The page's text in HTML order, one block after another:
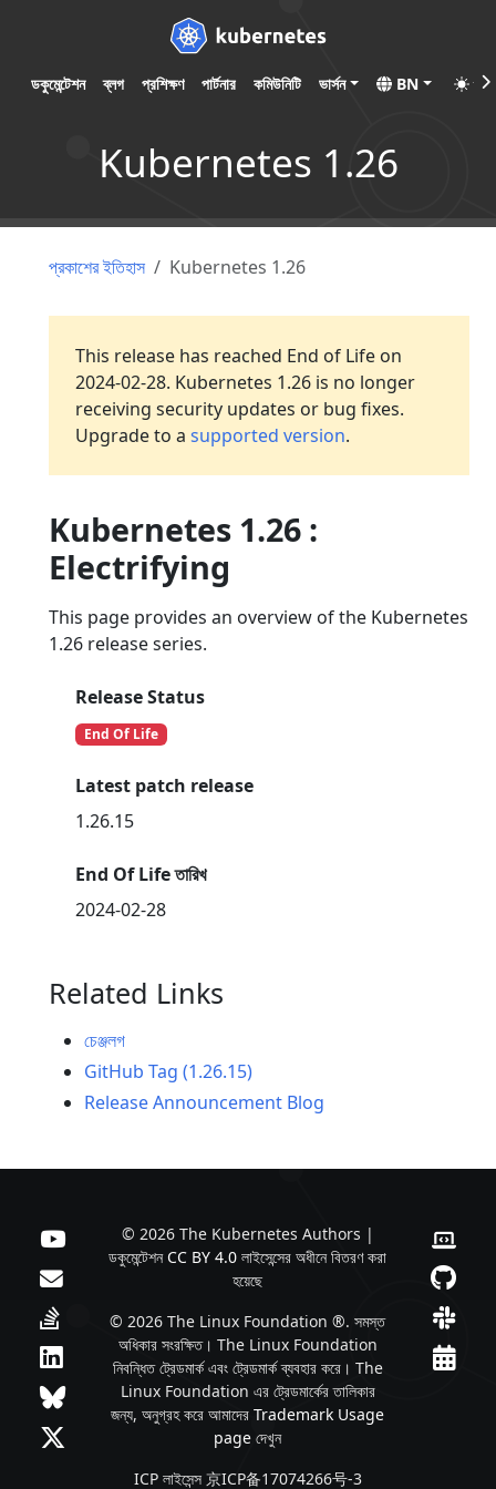
ডকুমেন্টেশন ব্লগ প্রশিক্ষণ পার্টনার কমিউনিটি ভার্সন BN
Kubernetes 1.26
প্রকাশের ইতিহাস Kubernetes 1.26
This release has reached End of Life on
2024-02-28. Kubernetes 1.26 is no longer
receiving security updates or bug fixes.
Upgrade to a supported version.
Kubernetes 1.26 :
Electrifying
This page provides an overview of the Kubernetes
1.26 release series.
Release Status
End Of Life
Latest patch release
1.26.15
End Of Life তারিখ
2024-02-28
Related Links
চেঞ্জলগ
GitHub Tag (1.26.15)
Release Announcement Blog
© 2026 The Kubernetes Authors |
ডকুমেন্টেশন CC BY 4.0 লাইসেন্সের অধীনে বিতরণ করা
হয়েছে
© 2026 The Linux Foundation ®. সমস্ত
অধিকার সংরক্ষিত। The Linux Foundation
নিবন্ধিত ট্রেডমার্ক এবং ট্রেডমার্ক ব্যবহার করে। The
Linux Foundation এর ট্রেডমার্কের তালিকার
জন্য, অনুগ্রহ করে আমাদেরTrademark Usage
page দেখুন
ICP লাইসেন্স 京ICP备17074266号-3